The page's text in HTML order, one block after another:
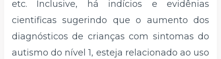
etc. Inclusive, há indícios e evidênias
cientificas sugerindo que o aumento dos
diagnósticos de crianças com sintomas do
autismo do nível 1, esteja relacionado ao uso